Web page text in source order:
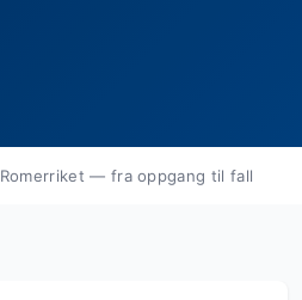
Romerriket — fra oppgang til fall